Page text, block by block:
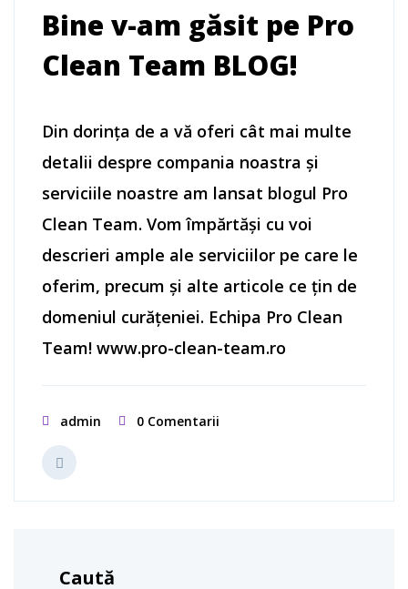
Bine v-am găsit pe Pro
Clean Team BLOG!
Din dorința de a vă oferi cât mai multe
detalii despre compania noastra și
serviciile noastre am lansat blogul Pro
Clean Team. Vom împărtăși cu voi
descrieri ample ale serviciilor pe care le
oferim, precum și alte articole ce țin de
domeniul curățeniei. Echipa Pro Clean
Team! www.pro-clean-team.ro
admin 0 Comentarii
Caută